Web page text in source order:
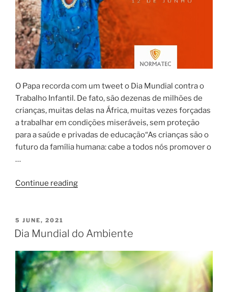
O Papa recorda com um tweet o Dia Mundial contra o
Trabalho Infantil. De fato, são dezenas de milhões de
crianças, muitas delas na África, muitas vezes forçadas
a trabalhar em condições miseráveis, sem proteção
para a saúde e privadas de educação“As crianças são o
futuro da família humana: cabe a todos nós promover o
…
Continue reading
5 JUNE, 2021
Dia Mundial do Ambiente